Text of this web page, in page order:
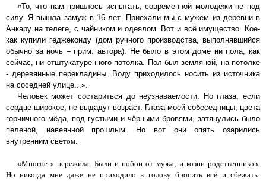
«То, что нам пришлось испытать, современной молодёжи не под
силу. Я вышла замуж в 16 лет. Приехали мы с мужем из деревни в
Анкару на телеге, с чайником и одеялом. Вот и всё имущество. Кое-
как купили геджеконду (дом ручного производства, выполнявшийся
обычно за ночь – прим. автора). Не было в этом доме ни пола, как
сейчас, ни отштукатуренного потолка. Пол был земляной, на потолке
- деревянные перекладины. Воду приходилось носить из источника
на соседней улице...».
Человек может состариться до неузнаваемости. Но глаза, если
сердце широкое, не выдадут возраст. Глаза моей собеседницы, цвета
горчичного мёда, под густыми и чёрными бровями, затянулись было
пеленой, навеянной прошлым. Но вот они опять озарились
внутренним светом.
«Многое я пережила. Были и побои от мужа, и козни родственников.
Но никогда мне даже не приходило в голову бросить всё и сбежать.